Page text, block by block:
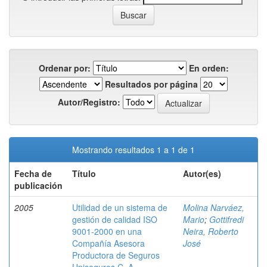
Ordenar por:
En orden:
Resultados por página
Autor/Registro:
Mostrando resultados 1 a 1 de 1
Fecha de
publicación
Título Autor(es)
2005
Utilidad de un sistema de
gestión de calidad ISO
9001-2000 en una
Compañía Asesora
Productora de Seguros
Molina Narváez,
Mario; Gottifredi
Neira, Roberto
José